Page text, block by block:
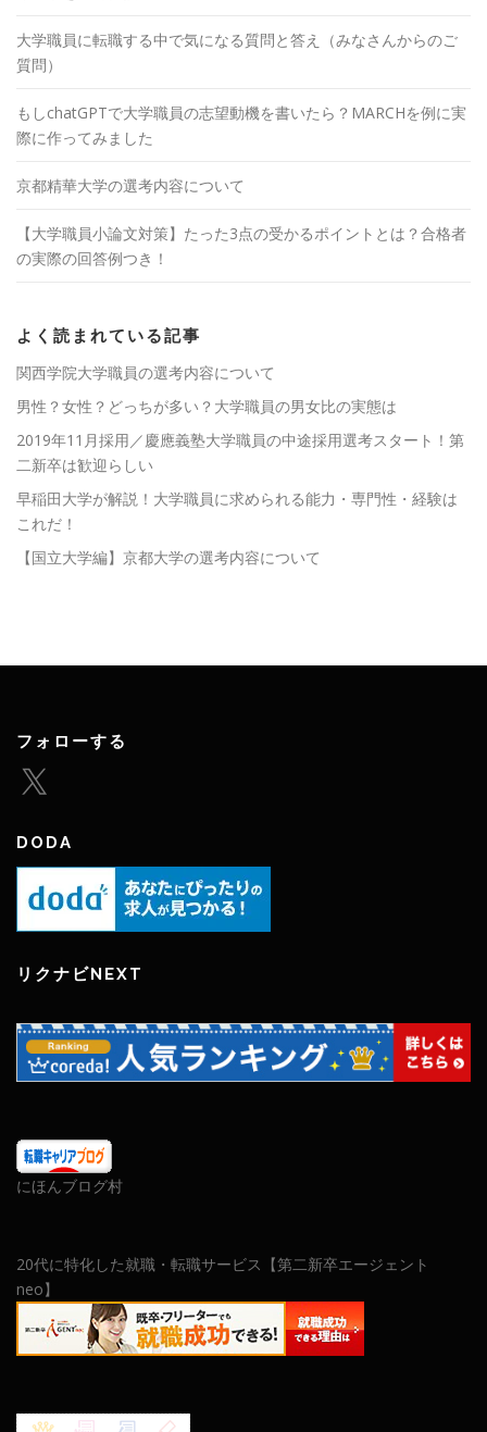
大学職員に転職する中で気になる質問と答え（みなさんからのご
質問）
もしchatGPTで大学職員の志望動機を書いたら？MARCHを例に実
際に作ってみました
京都精華大学の選考内容について
【大学職員小論文対策】たった3点の受かるポイントとは？合格者
の実際の回答例つき！
よく読まれている記事
関西学院大学職員の選考内容について
男性？女性？どっちが多い？大学職員の男女比の実態は
2019年11月採用／慶應義塾大学職員の中途採用選考スタート！第
二新卒は歓迎らしい
早稲田大学が解説！大学職員に求められる能力・専門性・経験は
これだ！
【国立大学編】京都大学の選考内容について
フォローする
X
DODA
リクナビNEXT
にほんブログ村
20代に特化した就職・転職サービス【第二新卒エージェント
neo】